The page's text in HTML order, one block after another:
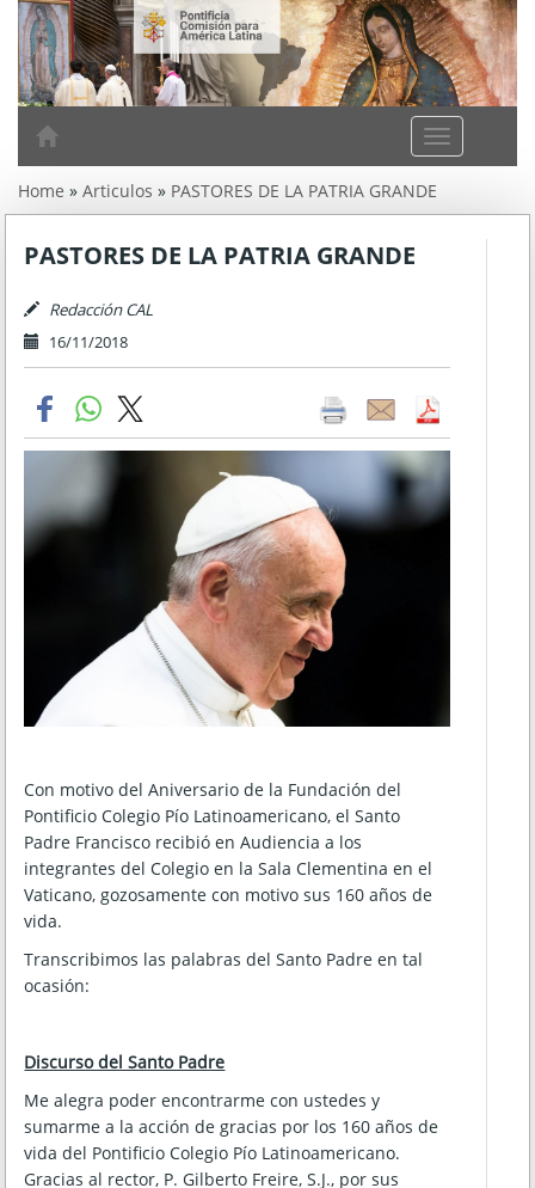
A
m
r
t
i
n
a
Home » Articulos » PASTORES DE LA PATRIA GRANDE
PASTORES DE LA PATRIA GRANDE
Redacción CAL
16/11/2018
Con motivo del Aniversario de la Fundación del
Pontificio Colegio Pío Latinoamericano, el Santo
Padre Francisco recibió en Audiencia a los
integrantes del Colegio en la Sala Clementina en el
Vaticano, gozosamente con motivo sus 160 años de
vida.
Transcribimos las palabras del Santo Padre en tal
ocasión:
Discurso del Santo Padre
Me alegra poder encontrarme con ustedes y
sumarme a la acción de gracias por los 160 años de
vida del Pontificio Colegio Pío Latinoamericano.
Gracias al rector, P. Gilberto Freire, S.J., por sus